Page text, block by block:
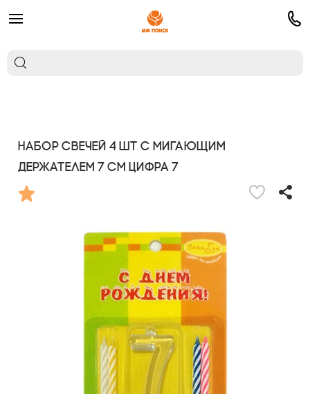
Набор свечей 4 шт с мигающим
держателем 7 см Цифра 7